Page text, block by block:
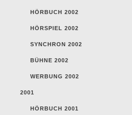
HÖRBUCH 2002
HÖRSPIEL 2002
SYNCHRON 2002
BÜHNE 2002
WERBUNG 2002
2001
HÖRBUCH 2001